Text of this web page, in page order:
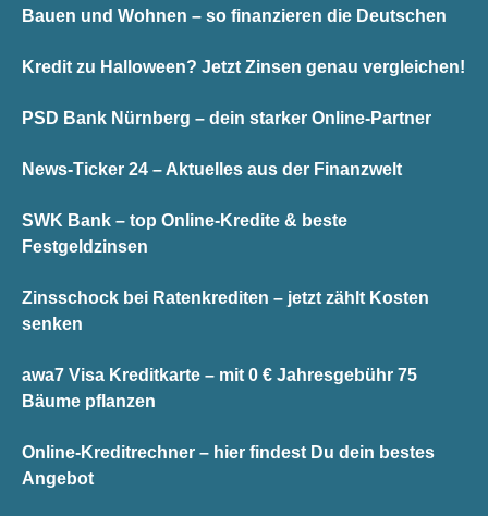
Bauen und Wohnen – so finanzieren die Deutschen
Kredit zu Halloween? Jetzt Zinsen genau vergleichen!
PSD Bank Nürnberg – dein starker Online-Partner
News-Ticker 24 – Aktuelles aus der Finanzwelt
SWK Bank – top Online-Kredite & beste
Festgeldzinsen
Zinsschock bei Ratenkrediten – jetzt zählt Kosten
senken
awa7 Visa Kreditkarte – mit 0 € Jahresgebühr 75
Bäume pflanzen
Online-Kreditrechner – hier findest Du dein bestes
Angebot